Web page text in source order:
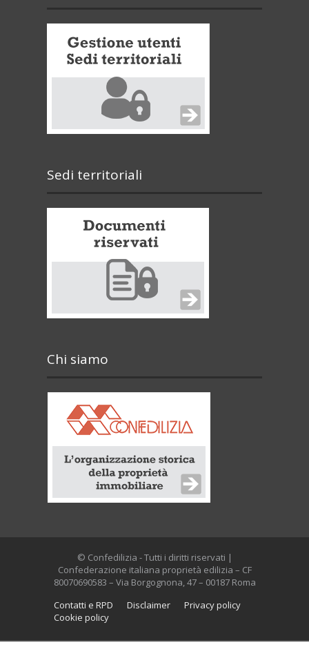
Sedi territoriali
Chi siamo
© Confedilizia - Tutti i diritti riservati |
Confederazione italiana proprietà edilizia – CF
80070690583 – Via Borgognona, 47 – 00187 Roma
Contatti e RPD
Disclaimer
Privacy policy
Cookie policy